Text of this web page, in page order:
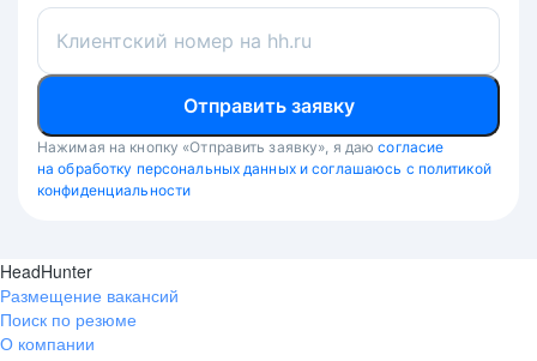
Клиентский номер на hh.ru
Отправить заявку
Нажимая на кнопку «Отправить заявку», я даю согласие
на обработку персональных данных и соглашаюсь с политикой
конфиденциальности
HeadHunter
Размещение вакансий
Поиск по резюме
О компании